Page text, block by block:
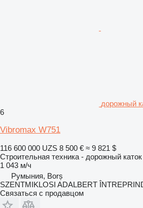
дорожный
6
Vibromax W751
116 600 000 UZS 8 500 € ≈ 9 821 $
Строительная техника - дорожный каток
1 043 м/ч
Румыния, Borș
SZENTMIKLOSI ADALBERT
Связаться с продавцом